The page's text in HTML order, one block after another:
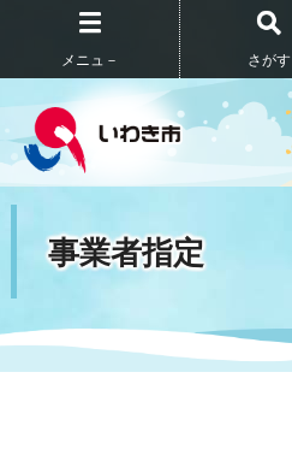
メニュ－ さがす
事業者指定